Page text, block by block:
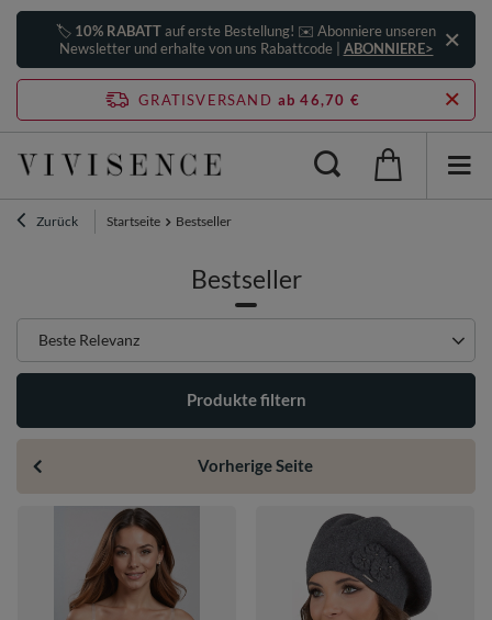
🏷️ 10% RABATTauf erste Bestellung! ✉️ Abonniere unseren
Newsletter und erhalte von uns Rabattcode | ABONNIERE>
GRATISVERSAND ab 46,70 €
Zurück Startseite Bestseller
Bestseller
Sortierung ändern
Beste Relevanz
Produkte filtern
Vorherige Seite